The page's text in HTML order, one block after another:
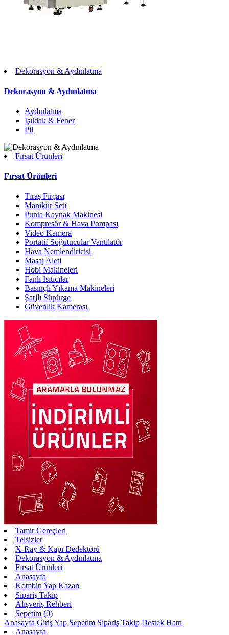
Dekorasyon & Aydınlatma
Dekorasyon & Aydınlatma
Aydınlatma
Işıldak & Fener
Pil
Fırsat Ürünleri
Fırsat Ürünleri
Tıraş Fırçası
Manikür Seti
Punta Kaynak Makinesi
Kompresör & Hava Pompası
Video Kamera
Portatif Soğutucular Vantilatör
Hava Nemlendiricisi
Masaj Aleti
Hobi Makineleri
Fanlı Isıtıcılar
Basınçlı Yıkama Makineleri
Şarjlı Süpürge
Güvenlik Kamerası
Tamir Gereçleri
Telsizler
X-Ray & Kapı Dedektörü
Dekorasyon & Aydınlatma
Fırsat Ürünleri
Anasayfa
Kombin Yap Kazan
Sipariş Takip
Alışveriş Rehberi
Sepetim (0)
Anasayfa Giriş Yap Sepetim Sipariş Takip Destek Hattı
Anasayfa